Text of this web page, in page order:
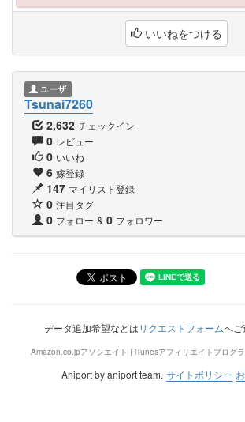
いいねをつける
ユーザ
Tsunai7260
2,632 チェックイン
0 レビュー
0 いいね
6 嫁登録
147 マイリスト登録
0 注目タグ
0 フォロー & 0 フォロワー
データ追加希望などはリクエストフォームへご
Amazon.co.jpアソシエイト | iTunesアフィリエイトプログ
Aniport by aniport team. サイトポリシー